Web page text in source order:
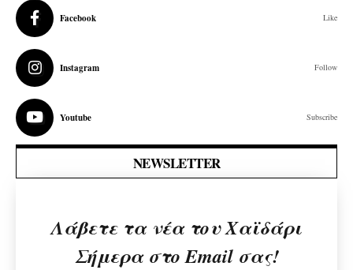
Facebook Like
Instagram Follow
Youtube Subscribe
NEWSLETTER
Λάβετε τα νέα του Χαϊδάρι
Σήμερα στο Email σας!